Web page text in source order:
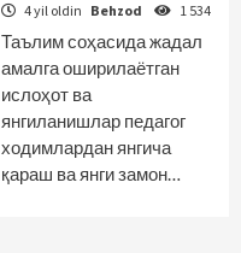
4 yil oldin Behzod 1 534
Таълим соҳасида жадал
амалга оширилаётган
ислоҳот ва
янгиланишлар педагог
ходимлардан янгича
қараш ва янги замон…